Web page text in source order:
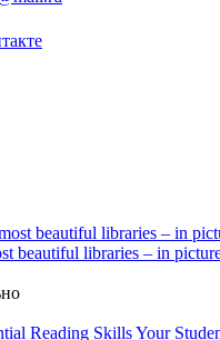
beautiful libraries – in